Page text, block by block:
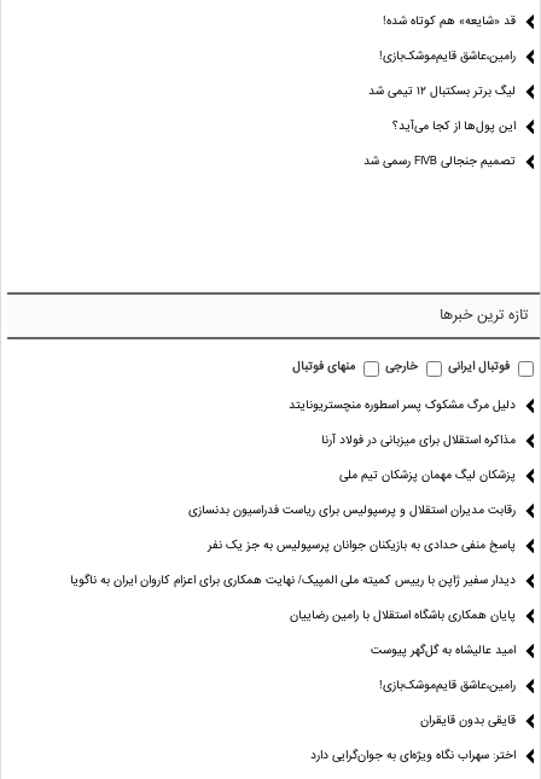
قد «شایعه» هم کوتاه شده!
رامین،عاشق قایم‌موشک‌بازی!
لیگ برتر بسکتبال ۱۲ تیمی شد
این پول‌ها از کجا می‌آید؟
تصمیم جنجالی FIVB رسمی شد
تازه ترین خبرها
فوتبال ایرانی خارجی منهای فوتبال
دلیل مرگ مشکوک پسر اسطوره منچستریونایتد
مذاکره استقلال برای میزبانی در فولاد آرنا
پزشکان لیگ مهمان پزشکان تیم ملی
رقابت مدیران استقلال و پرسپولیس برای ریاست فدراسیون بدنسازی
پاسخ منفی حدادی به بازیکنان جوانان پرسپولیس به جز یک نفر
دیدار سفیر ژاپن با رییس کمیته ملی المپیک/ نهایت همکاری برای اعزام کاروان ایران به ناگویا
پایان همکاری باشگاه استقلال با رامین رضاییان
امید عالیشاه به گل‌گهر پیوست
رامین،عاشق قایم‌موشک‌بازی!
قایقی بدون قایقران
اختر: سهراب نگاه ویژه‌ای به جوان‌گرایی دارد